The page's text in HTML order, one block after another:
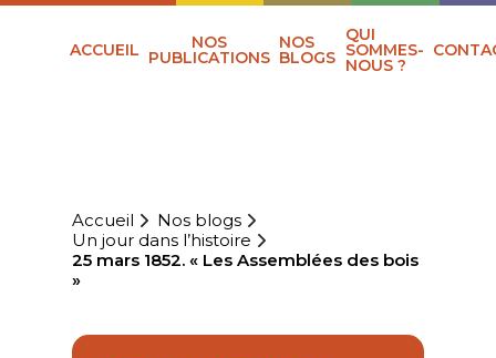
ACCUEIL NOS
PUBLICATIONS
NOS
BLOGS
QUI
SOMMES-
NOUS ?
Accueil
Nos blogs
Un jour dans l’histoire
25 mars 1852. « Les Assemblées des bois
»